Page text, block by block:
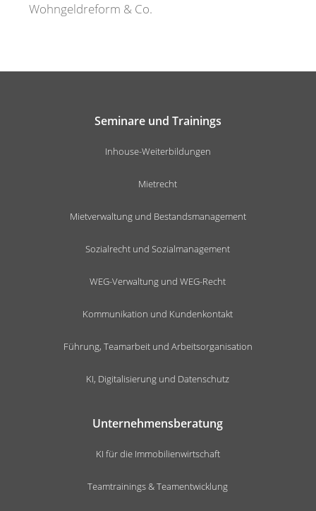
Wohngeldreform & Co.
Seminare und Trainings
Inhouse-Weiterbildungen
Mietrecht
Mietverwaltung und Bestandsmanagement
Sozialrecht und Sozialmanagement
WEG-Verwaltung und WEG-Recht
Kommunikation und Kundenkontakt
Führung, Teamarbeit und Arbeitsorganisation
KI, Digitalisierung und Datenschutz
Unternehmensberatung
KI für die Immobilienwirtschaft
Teamtrainings & Teamentwicklung